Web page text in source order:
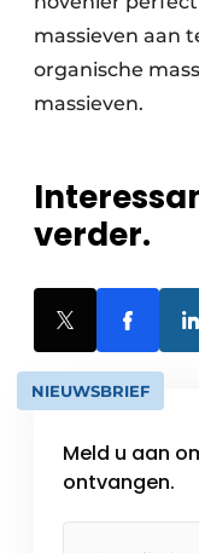
massieven aan
organische
massieven.
verder.
NIEUWSBRIEF
Meld u aan
ontvangen.